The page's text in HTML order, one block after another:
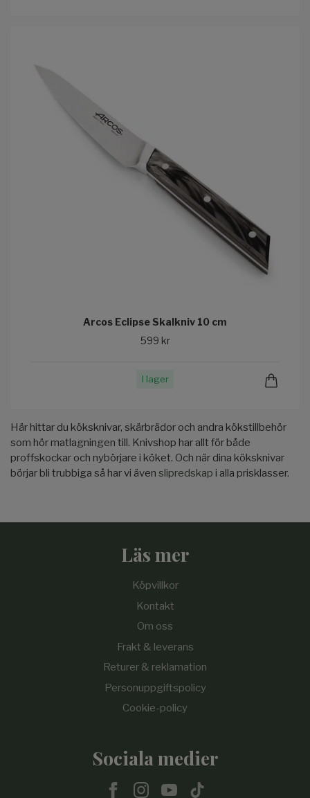
Arcos Eclipse Skalkniv 10 cm
599 kr
I lager
Här hittar du köksknivar, skärbrädor och andra kökstillbehör
som hör matlagningen till. Knivshop har allt för både
proffskockar och nybörjare i köket. Och när dina köksknivar
börjar bli trubbiga så har vi även slipredskap i alla prisklasser.
Läs mer
Köpvillkor
Kontakt
Om oss
Frakt & leverans
Returer & reklamation
Personuppgiftspolicy
Cookie-policy
Sociala medier